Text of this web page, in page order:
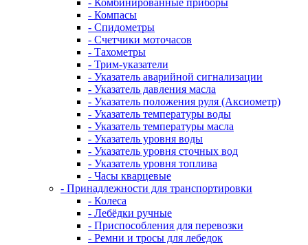
- Компасы
- Спидометры
- Счетчики моточасов
- Тахометры
- Трим-указатели
- Указатель аварийной сигнализации
- Указатель давления масла
- Указатель положения руля (Аксиометр)
- Указатель температуры воды
- Указатель температуры масла
- Указатель уровня воды
- Указатель уровня сточных вод
- Указатель уровня топлива
- Часы кварцевые
- Принадлежности для транспортировки
- Колеса
- Лебёдки ручные
- Приспособления для перевозки
- Ремни и тросы для лебедок